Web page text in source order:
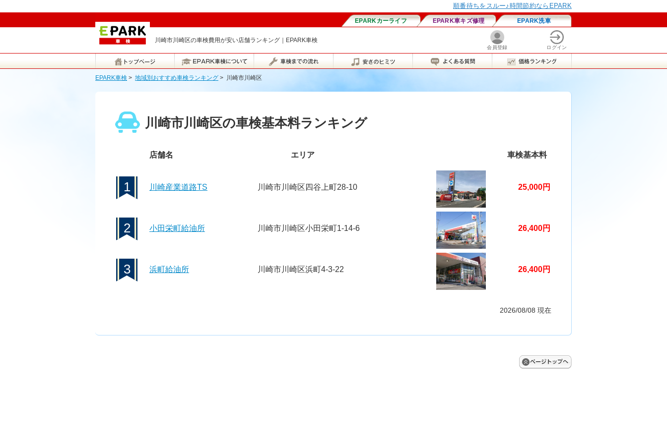
川崎市川崎区の車検費用が安い店舗ランキング｜EPARK車検
EPARK車検 > 地域別おすすめ車検ランキング > 川崎市川崎区
川崎市川崎区の車検基本料ランキング
店舗名 エリア 車検基本料
1 川崎産業道路TS 川崎市川崎区四谷上町28-10 25,000円
2 小田栄町給油所 川崎市川崎区小田栄町1-14-6 26,400円
3 浜町給油所 川崎市川崎区浜町4-3-22 26,400円
2026/08/08 現在